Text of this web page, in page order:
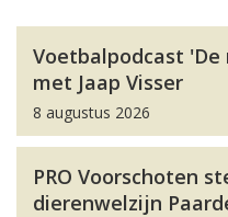
Voetbalpodcast
met Jaap Visser
8 augustus 2026
PRO Voorschoten
dierenwelzijn